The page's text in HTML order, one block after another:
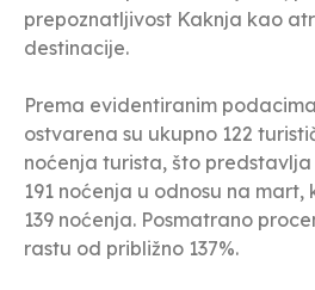
prepoznatljivost Kaknja kao
destinacije.
Prema evidentiranim
ostvarena su ukupno 122
noćenja turista, što
191 noćenja u odnosu na
139 noćenja. Posmatrano
rastu od približno 137%.